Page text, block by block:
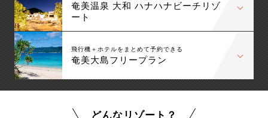
奄美温泉 大和 ハナハナビーチリゾ
ート
飛行機＋ホテルをまとめて予約できる
奄美大島フリープラン
どんなリゾート？